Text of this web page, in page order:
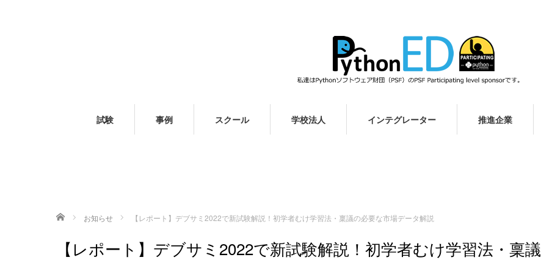
試験 事例 スクール 学校法人 インテグレーター 推進企業
ホーム お知らせ 【レポート】デブサミ2022で新試験解説！初学者むけ学習法・稟議の必要な市場データ解説
【レポート】デブサミ2022で新試験解説！初学者むけ学習法・稟議